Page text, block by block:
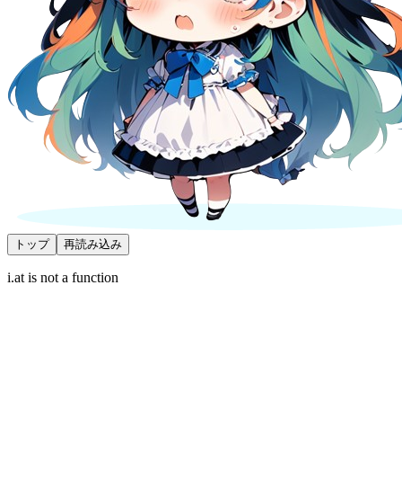
トップ 再読み込み
i.at is not a function